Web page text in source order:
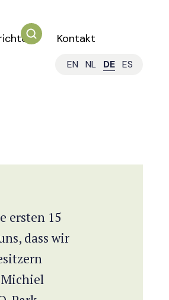
Kontakt
EN NL DE ES
ersten 15
dass wir
Michiel